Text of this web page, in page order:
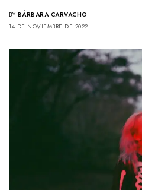
BY BÁRBARA CARVACHO
14 DE NOVIEMBRE DE 2022